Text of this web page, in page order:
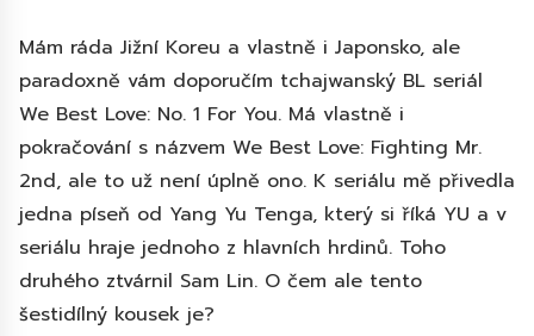
Mám ráda Jižní Koreu a vlastně i Japonsko, ale
paradoxně vám doporučím tchajwanský BL seriál
We Best Love: No. 1 For You. Má vlastně i
pokračování s názvem We Best Love: Fighting Mr.
2nd, ale to už není úplně ono. K seriálu mě přivedla
jedna píseň od Yang Yu Tenga, který si říká YU a v
seriálu hraje jednoho z hlavních hrdinů. Toho
druhého ztvárnil Sam Lin. O čem ale tento
šestidílný kousek je?